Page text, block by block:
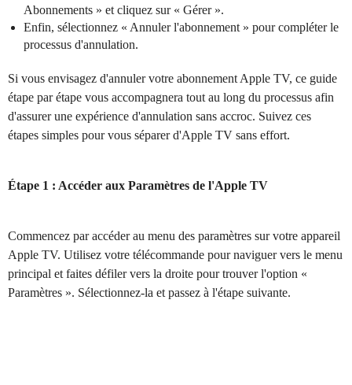
Abonnements » et cliquez sur « Gérer ».
Enfin, sélectionnez « Annuler l'abonnement » pour compléter le
processus d'annulation.
Si vous envisagez d'annuler votre abonnement Apple TV, ce guide
étape par étape vous accompagnera tout au long du processus afin
d'assurer une expérience d'annulation sans accroc. Suivez ces
étapes simples pour vous séparer d'Apple TV sans effort.
Étape 1 : Accéder aux Paramètres de l'Apple TV
Commencez par accéder au menu des paramètres sur votre appareil
Apple TV. Utilisez votre télécommande pour naviguer vers le menu
principal et faites défiler vers la droite pour trouver l'option «
Paramètres ». Sélectionnez-la et passez à l'étape suivante.